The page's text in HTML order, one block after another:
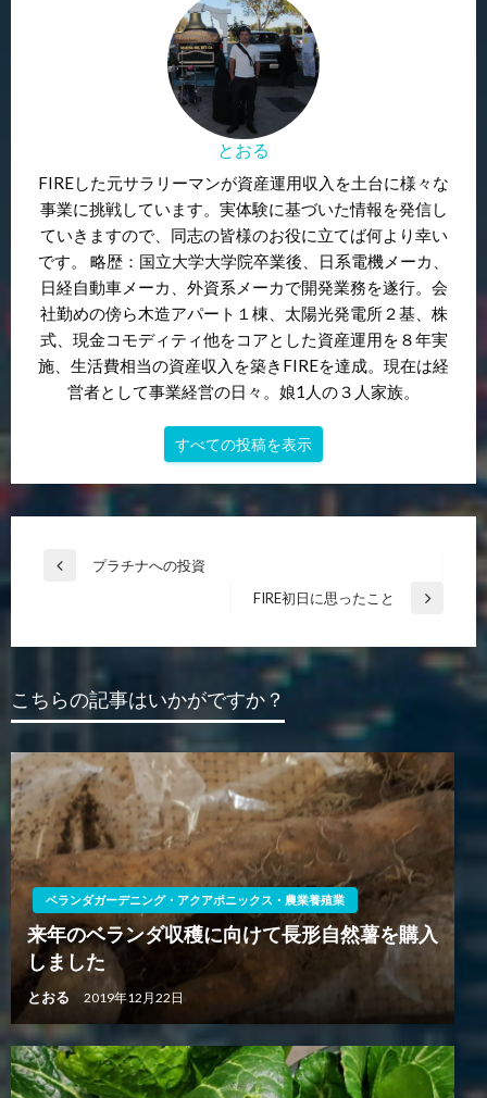
とおる
FIREした元サラリーマンが資産運用収入を土台に様々な
事業に挑戦しています。実体験に基づいた情報を発信し
ていきますので、同志の皆様のお役に立てば何より幸い
です。 略歴：国立大学大学院卒業後、日系電機メーカ、
日経自動車メーカ、外資系メーカで開発業務を遂行。会
社勤めの傍ら木造アパート１棟、太陽光発電所２基、株
式、現金コモディティ他をコアとした資産運用を８年実
施、生活費相当の資産収入を築きFIREを達成。現在は経
営者として事業経営の日々。娘1人の３人家族。
すべての投稿を表示
投
ビ
ゲ
ー
シ
ョ
ン
プラチナへの投資
次
投
稿
FIRE初日に思ったこと
こちらの記事はいかがですか？
ベランダガーデニング・アクアポニックス・農業養殖業
来年のベランダ収穫に向けて長形自然薯を購入
しました
とおる 2019年12月22日